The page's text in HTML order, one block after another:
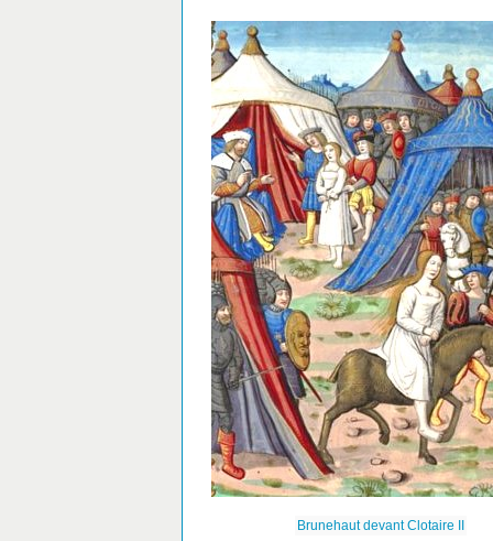
Brunehaut devant Clotaire II